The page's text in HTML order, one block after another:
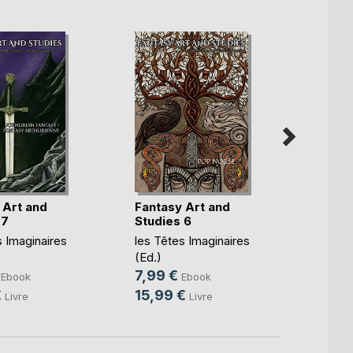
and
Imaginaires
Ebook
Livre
Fantasy Art and
Studies 6
les Têtes Imaginaires
(Ed.)
7,99 € Ebook
15,99 € Livre